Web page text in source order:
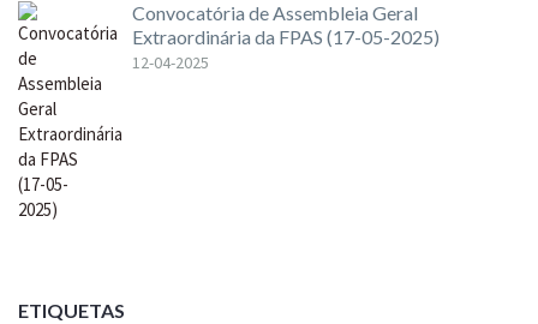
Convocatória de Assembleia Geral
Extraordinária da FPAS (17-05-2025)
12-04-2025
ETIQUETAS